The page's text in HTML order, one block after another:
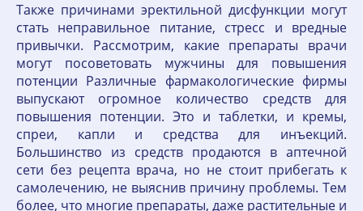
Также причинами эректильной дисфункции могут
стать неправильное питание, стресс и вредные
привычки. Рассмотрим, какие препараты врачи
могут посоветовать мужчины для повышения
потенции Различные фармакологические фирмы
выпускают огромное количество средств для
повышения потенции. Это и таблетки, и кремы,
спреи, капли и средства для инъекций.
Большинство из средств продаются в аптечной
сети без рецепта врача, но не стоит прибегать к
самолечению, не выяснив причину проблемы. Тем
более, что многие препараты, даже растительные и